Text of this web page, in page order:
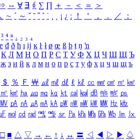
⇔ ∀ ∃ ∮ ∑ ∏ ＋ － ＜ ＝
＞
∼ ´ ～ ˇ ˘ ˝ ˚ ˙ ¸ ¡ ¿ ː ！ ＇ ， ． ／
：
³ ⁴ ⁿ ₁ ₂ ₃ ₄
đ ð ħ ı ĳ ĸ ŀ ł ø œ ß þ ŧ ŋ ŉ
К Л М Н О П Р С Т У Ф Х Ц Ч Ш Щ Ъ
ж з и й к л м н о п р с т у ф х ц ч ш щ ъ
＄ ％ Ｆ ￦ ㎕ ㎖ ㎗ ℓ ㎘ ㏄ ㎣ ㎤ ㎥ ㎦
㎡ ㎢ ㏊ ㎍ ㎎ ㎏ ㏏ ㎈ ㎉ ㏈ ㎧ ㎨ ㎰
㎹ ㎀ ㎁ ㎂ ㎃ ㎄ ㎺ ㎻ ㎽ ㎾ ㎿ ㎐ ㎑
㏖ ㏅ ㎭ ㎮ ㎯ ㏛ ㎩ ㎪ ㎫ ㎬ ㏝ ㏐
㏓
□ ■ △ ▽ → ← ↑ ↓ ↔ 〓 ◁ ◀ ▷ ▶ ♤